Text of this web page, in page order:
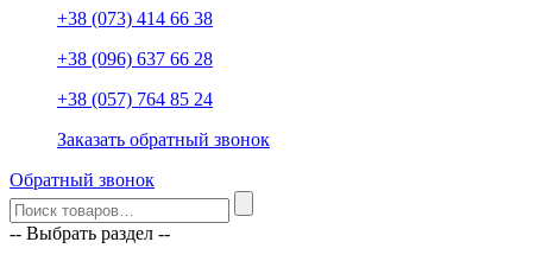
+38 (073) 414 66 38
+38 (096) 637 66 28
+38 (057) 764 85 24
Заказать обратный звонок
Обратный звонок
-- Выбрать раздел --